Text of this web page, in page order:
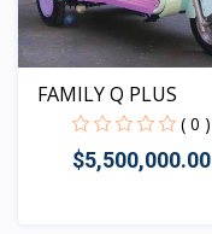
FAMILY Q PLUS
( 0 )
$5,500,000.00